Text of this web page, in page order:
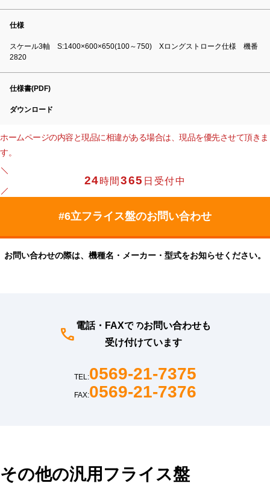
仕様
スケール3軸 S:1400×600×650(100～750) Xロングストローク仕様 機番
2820
仕様書(PDF)
ダウンロード
ホームページの内容と現品に相違がある場合は、現品を優先させて頂きま
す。
24時間365 日受付中
お問い合わせの際は、機種名・メーカー・型式をお知らせください。
電話・FAXでのお問い合わせも
受け付けています
TEL:0569-21-7375
FAX:0569-21-7376
その他の汎用フライス盤